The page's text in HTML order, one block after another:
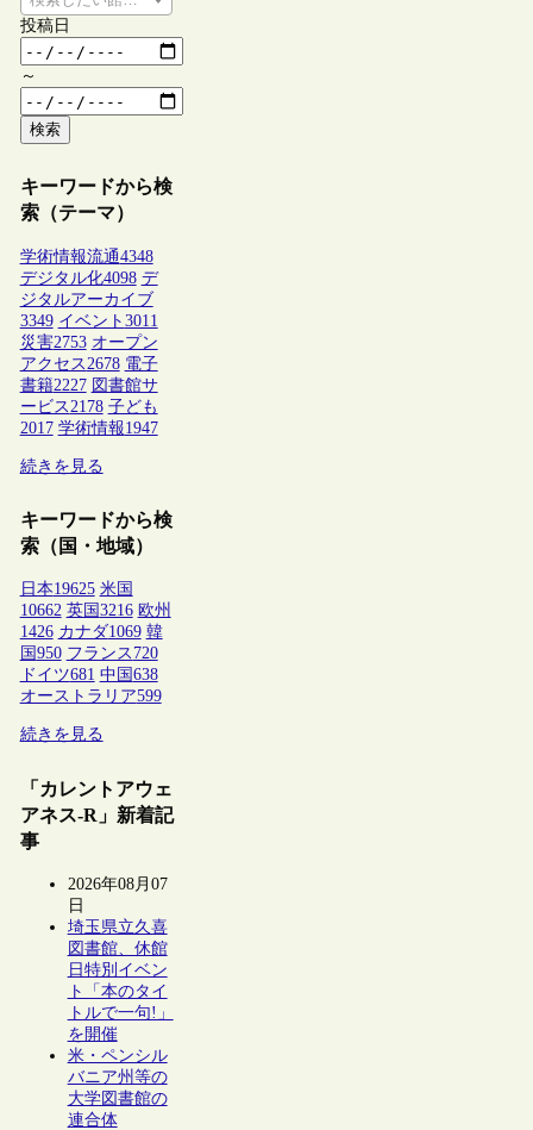
投稿日
～
検索
キーワードから検
索（テーマ）
学術情報流通4348
デジタル化4098 デ
ジタルアーカイブ
3349 イベント 3011
災害2753 オープン
アクセス 2678 電子
書籍2227 図書館サ
ービス 2178 子ども
2017 学術情報1947
続きを見る
キーワードから検
索（国・地域）
日本19625 米国
10662 英国 3216 欧州
1426 カナダ1069 韓
国 950 フランス 720
ドイツ681 中国 638
オーストラリア599
続きを見る
「カレントアウェ
アネス-R」新着記
事
2026年08月07
日
埼玉県立久喜
図書館、休館
日特別イベン
ト「本のタイ
トルで一句!」
を開催
米・ペンシル
バニア州等の
大学図書館の
連合体